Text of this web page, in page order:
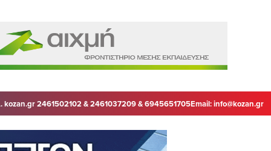
kozan.gr 2461502102 & 2461037209 & 6945651705Email:info@kozan.gr